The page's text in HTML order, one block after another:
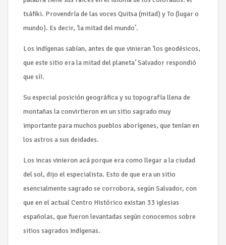
tsáfiki. Provendría de las voces Quitsa (mitad) y To (lugar o
mundo). Es decir, ‘la mitad del mundo’.
Los indígenas sabían, antes de que vinieran ‘los geodésicos,
que este sitio era la mitad del planeta’ Salvador respondió
que sí!.
Su especial posición geográfica y su topografía llena de
montañas la convirtieron en un sitio sagrado muy
importante para muchos pueblos aborígenes, que tenían en
los astros a sus deidades.
Los incas vinieron acá porque era como llegar a la ciudad
del sol, dijo el especialista. Esto de que era un sitio
esencialmente sagrado se corrobora, según Salvador, con
que en el actual Centro Histórico existan 33 iglesias
españolas, que fueron levantadas según conocemos sobre
sitios sagrados indígenas.